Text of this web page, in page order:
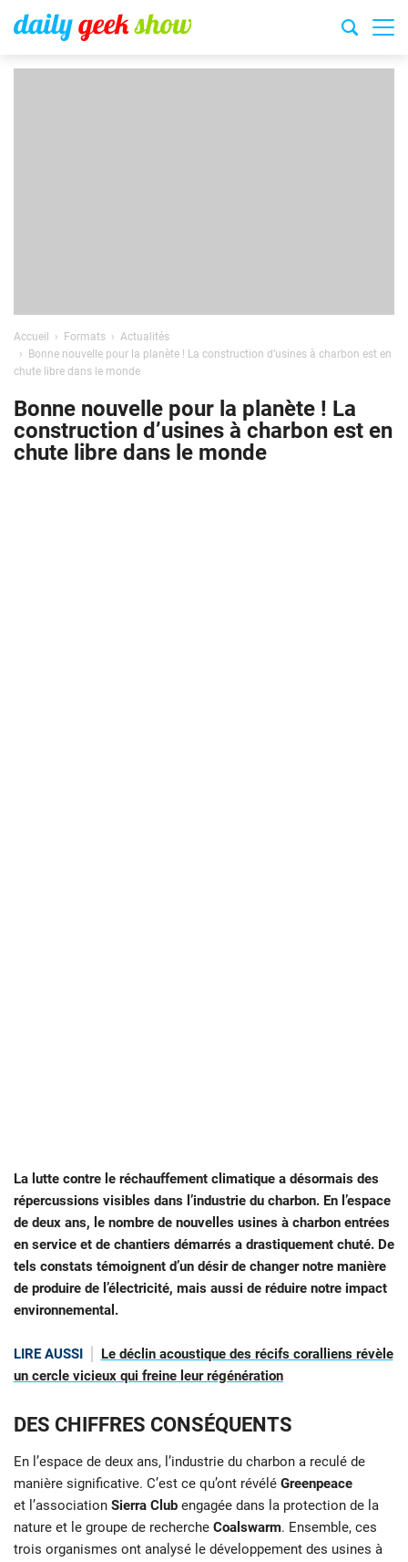
Accueil Formats
Actualités
Bonne nouvelle pour la planète ! La construction d’usines à charbon est en
chute libre dans le monde
Bonne nouvelle pour la planète ! La
construction d’usines à charbon est en
chute libre dans le monde
La lutte contre le réchauffement climatique a désormais des
répercussions visibles dans l’industrie du charbon. En l’espace
de deux ans, le nombre de nouvelles usines à charbon entrées
en service et de chantiers démarrés a drastiquement chuté. De
tels constats témoignent d’un désir de changer notre manière
de produire de l’électricité, mais aussi de réduire notre impact
environnemental.
LIRE AUSSI
Le déclin acoustique des récifs coralliens révèle
un cercle vicieux qui freine leur régénération
DES CHIFFRES CONSÉQUENTS
En l’espace de deux ans, l’industrie du charbon a reculé de
manière significative. C’est ce qu’ont révélé Greenpeace
et l’association Sierra Club engagée dans la protection de la
nature et le groupe de recherche Coalswarm. Ensemble, ces
trois organismes ont analysé le développement des usines à